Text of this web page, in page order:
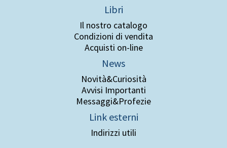
Libri
Il nostro catalogo
Condizioni di vendita
Acquisti on-line
News
Novità&Curiosità
Avvisi Importanti
Messaggi&Profezie
Link esterni
Indirizzi utili